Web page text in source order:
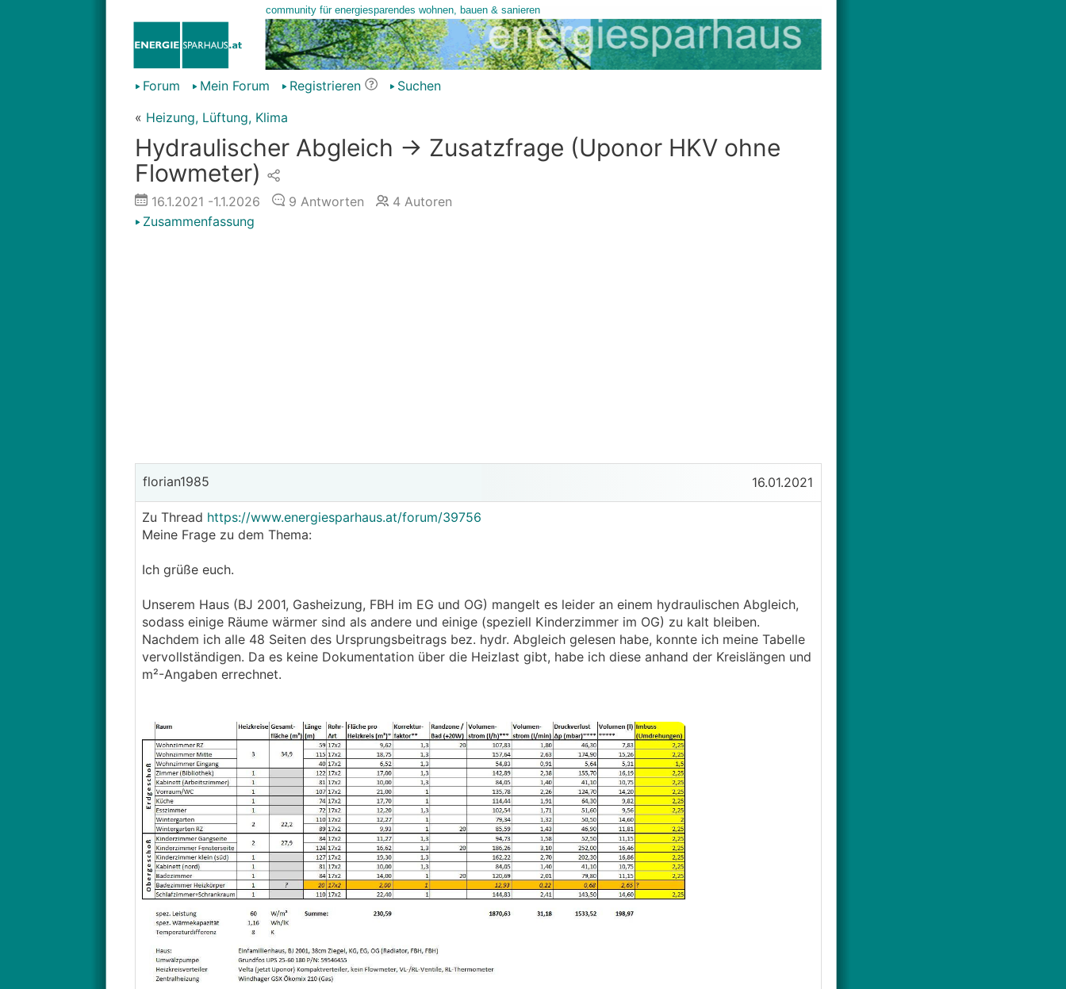
Forum Mein Forum Registrieren
Suchen
« Heizung, Lüftung, Klima
Hydraulischer Abgleich -> Zusatzfrage (Uponor HKV ohne
Flowmeter)
16.1.2021 -1.1.2026 9 Antworten 4Autoren
Zusammenfassung
florian1985 16.01.2021
Zu Thread https://www.energiesparhaus.at/forum/39756
Meine Frage zu dem Thema:
Ich grüße euch.
Unserem Haus (BJ 2001, Gasheizung, FBH im EG und OG) mangelt es leider an einem hydraulischen Abgleich,
sodass einige Räume wärmer sind als andere und einige (speziell Kinderzimmer im OG) zu kalt bleiben.
Nachdem ich alle 48 Seiten des Ursprungsbeitrags bez. hydr. Abgleich gelesen habe, konnte ich meine Tabelle
vervollständigen. Da es keine Dokumentation über die Heizlast gibt, habe ich diese anhand der Kreislängen und
m²-Angaben errechnet.